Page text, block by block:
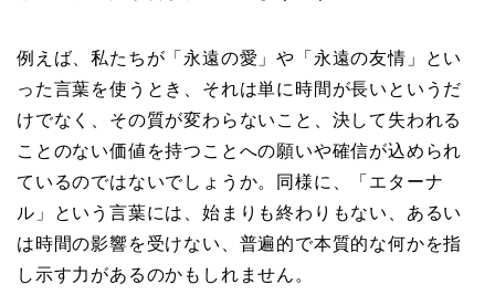
例えば、私たちが「永遠の愛」や「永遠の友情」とい
った言葉を使うとき、それは単に時間が長いというだ
けでなく、その質が変わらないこと、決して失われる
ことのない価値を持つことへの願いや確信が込められ
ているのではないでしょうか。同様に、「エターナ
ル」という言葉には、始まりも終わりもない、あるい
は時間の影響を受けない、普遍的で本質的な何かを指
し示す力があるのかもしれません。